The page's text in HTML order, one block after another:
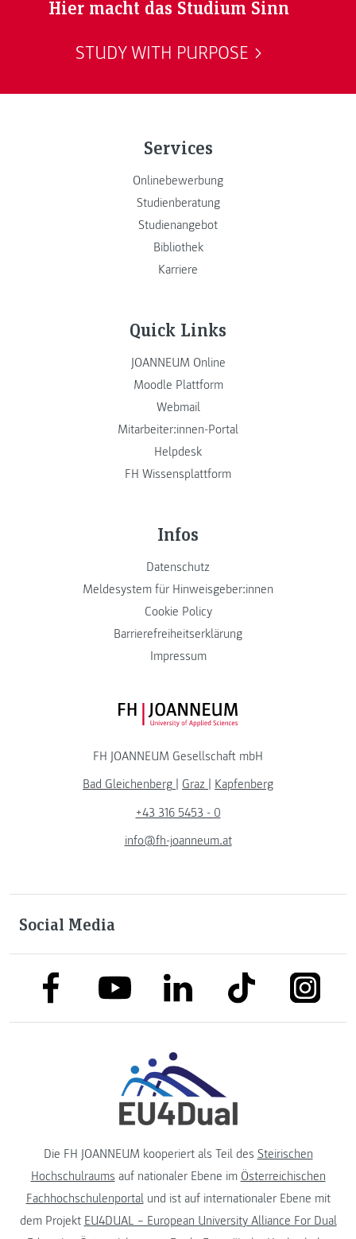
Hier macht das Studium Sinn
STUDY WITH PURPOSE
Services
Onlinebewerbung
Studienberatung
Studienangebot
Bibliothek
Karriere
Quick Links
JOANNEUM Online
Moodle Plattform
Webmail
Mitarbeiter:innen-Portal
Helpdesk
FH Wissensplattform
Infos
Datenschutz
Meldesystem für Hinweisgeber:innen
Cookie Policy
Barrierefreiheitserklärung
Impressum
FH JOANNEUM Logo
FH JOANNEUM Gesellschaft mbH
Bad Gleichenberg
Graz
Kapfenberg
+43 316 5453 - 0
info@fh-joanneum.at
Social Media
link to facebooklink to youtubelink to linkedinlink to tiktok
Die FH JOANNEUM kooperiert als Teil des Steirischen
Hochschulraums auf nationaler Ebene im Österreichischen
Fachhochschulenportalund ist auf internationaler Ebene mit
dem Projekt EU4DUAL – European University Alliance For Dual